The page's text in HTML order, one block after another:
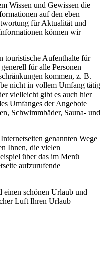
Wissen und Gewissen die
auf den eben
für Aktualität und
können wir
touristische Aufenthalte für
für alle Personen
kommen, z. B.
nicht in vollem Umfang tätig
vielleicht gibt es auch hier
Umfanges der Angebote
Schwimmbäder, Sauna- und
genannten Wege
Ihnen, die vielen
über das im Menü
aufzurufende
einen schönen Urlaub und
Luft Ihren Urlaub